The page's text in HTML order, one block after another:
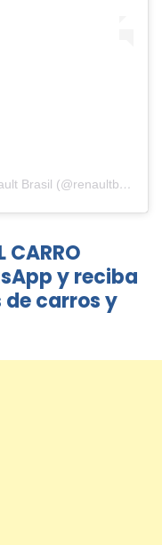
Una publicación compartida por Renault Brasil (@renaultbrasil)
CARRO
y reciba
carros y